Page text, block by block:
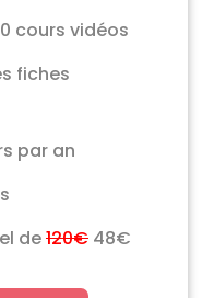
cours vidéos
fiches
par an
de120€ 48€